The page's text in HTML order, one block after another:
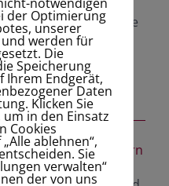
durchgeführt
durch eine
unter
vonBrandschutzhelfern
der Optimierung
unserer
werden für
Die
Speicherung
Ihrem Endgerät,
Daten
Klicken Sie
um in den Einsatz
Cookies
ablehnen“,
Sie
verwalten“
der von uns